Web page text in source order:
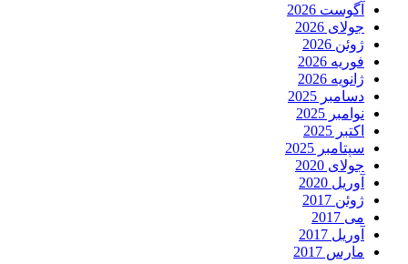
آگوست 2026
جولای 2026
ژوئن 2026
فوریه 2026
ژانویه 2026
دسامبر 2025
نوامبر 2025
اکتبر 2025
سپتامبر 2025
جولای 2020
آوریل 2020
ژوئن 2017
می 2017
آوریل 2017
مارس 2017